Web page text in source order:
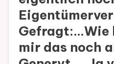
Gefragt:…Wie
mir das noch